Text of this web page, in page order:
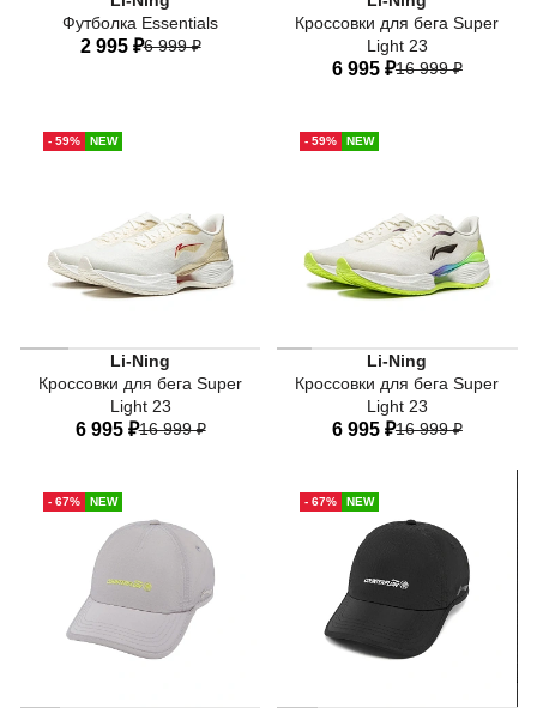
Футболка Essentials
2 995 ₽6 999 ₽
50
Кроссовки для бега Super
Light 23
6 995 ₽16 999 ₽
34 RU 34,5 RU
- 59% NEW
Li-Ning
Кроссовки для бега Super
Light 23
Женские беговые кроссовки Li-Ning — модель для
6 995 ₽16 999 ₽
34 RU 34,5 RU
37 RU
38,5 RU
40 RU
- 59% NEW
Li-Ning
Кроссовки для бега Super
Light 23
Женские беговые
6 995 ₽16 999 ₽
34 RU 34,5 RU
37 RU
38,5 RU
40 RU
- 67% NEW - 67% NEW